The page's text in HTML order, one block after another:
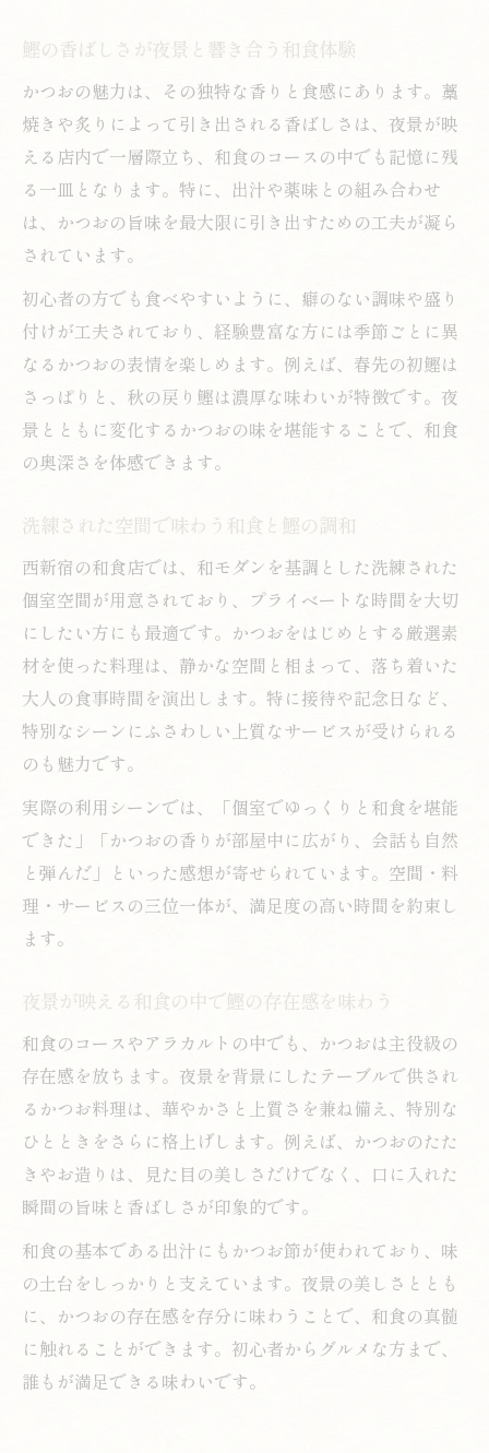
鰹の香ばしさが夜景と響き合う和食体験
かつおの魅力は、その独特な香りと食感にあります。藁
焼きや炙りによって引き出される香ばしさは、夜景が映
える店内で一層際立ち、和食のコースの中でも記憶に残
る一皿となります。特に、出汁や薬味との組み合わせ
は、かつおの旨味を最大限に引き出すための工夫が凝ら
されています。
初心者の方でも食べやすいように、癖のない調味や盛り
付けが工夫されており、経験豊富な方には季節ごとに異
なるかつおの表情を楽しめます。例えば、春先の初鰹は
さっぱりと、秋の戻り鰹は濃厚な味わいが特徴です。夜
景とともに変化するかつおの味を堪能することで、和食
の奥深さを体感できます。
洗練された空間で味わう和食と鰹の調和
西新宿の和食店では、和モダンを基調とした洗練された
個室空間が用意されており、プライベートな時間を大切
にしたい方にも最適です。かつおをはじめとする厳選素
材を使った料理は、静かな空間と相まって、落ち着いた
大人の食事時間を演出します。特に接待や記念日など、
特別なシーンにふさわしい上質なサービスが受けられる
のも魅力です。
実際の利用シーンでは、「個室でゆっくりと和食を堪能
できた」「かつおの香りが部屋中に広がり、会話も自然
と弾んだ」といった感想が寄せられています。空間・料
理・サービスの三位一体が、満足度の高い時間を約束し
ます。
夜景が映える和食の中で鰹の存在感を味わう
和食のコースやアラカルトの中でも、かつおは主役級の
存在感を放ちます。夜景を背景にしたテーブルで供され
るかつお料理は、華やかさと上質さを兼ね備え、特別な
ひとときをさらに格上げします。例えば、かつおのたた
きやお造りは、見た目の美しさだけでなく、口に入れた
瞬間の旨味と香ばしさが印象的です。
和食の基本である出汁にもかつお節が使われており、味
の土台をしっかりと支えています。夜景の美しさととも
に、かつおの存在感を存分に味わうことで、和食の真髄
に触れることができます。初心者からグルメな方まで、
誰もが満足できる味わいです。